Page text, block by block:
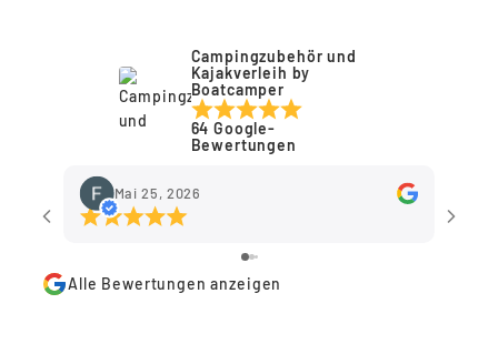
Campingzubehör und
Kajakverleih by
Boatcamper
64 Google-
Bewertungen
Mai 25, 2026
Alle Bewertungen anzeigen
Produkte zu Ihrer Wunschliste hinzuzufügen
und Ihre zuvor gespeicherten Artikel
anzuzeigen.
Login